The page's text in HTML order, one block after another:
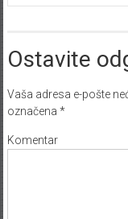
Ostavite
Vaša adresa e-pošte
označena *
Komentar